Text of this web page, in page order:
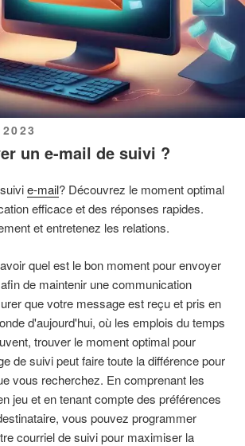
un e-mail de suivi ?
e-mail? Découvrez le moment optimal
efficace et des réponses rapides.
et entretenez les relations.
quel est le bon moment pour envoyer
de maintenir une communication
que votre message est reçu et pris en
d'aujourd'hui, où les emplois du temps
trouver le moment optimal pour
de suivi peut faire toute la différence pour
vous recherchez. En comprenant les
jeu et en tenant compte des préférences
vous pouvez programmer
courriel de suivi pour maximiser la